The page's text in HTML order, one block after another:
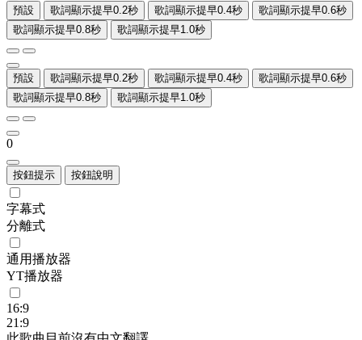
預設 歌詞顯示提早0.2秒 歌詞顯示提早0.4秒
歌詞顯示提早0.6秒
歌詞顯示提早0.8秒
歌詞顯示提早1.0秒
預設 歌詞顯示提早0.2秒 歌詞顯示提早0.4秒
歌詞顯示提早0.6秒
歌詞顯示提早0.8秒
歌詞顯示提早1.0秒
0
按鈕提示 按鈕說明
字幕式
分離式
通用播放器
YT播放器
16:9
21:9